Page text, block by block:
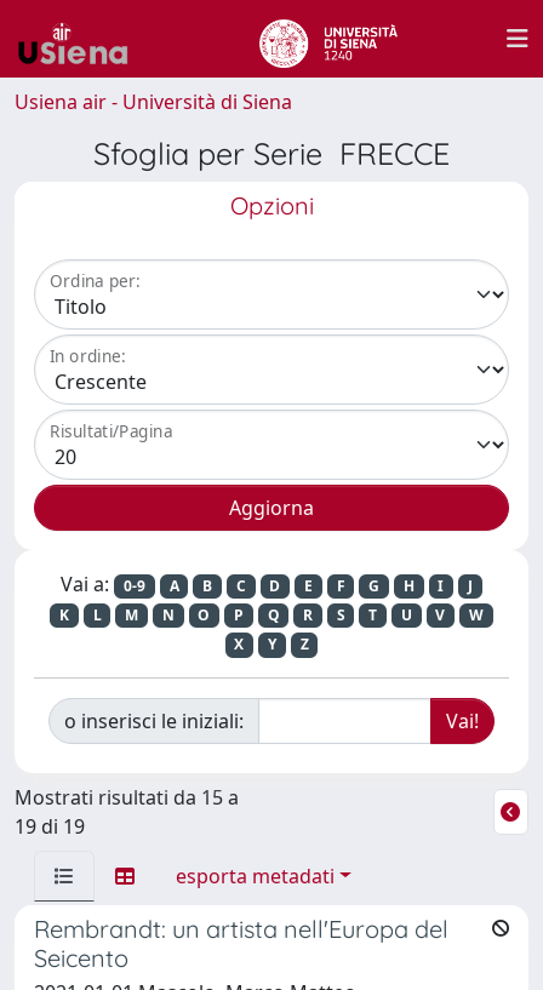
Usiena air - Università di Siena
Sfoglia per Serie FRECCE
Opzioni
Ordina per:
In ordine:
Risultati/Pagina
Vai a: 0-9 A B C D E F G H I
J
K
L M N O P Q R S T U V
W
X
Y Z
o inserisci le iniziali:
Mostrati risultati da 15 a
19 di 19
esporta metadati
Rembrandt: un artista nell'Europa del
Seicento